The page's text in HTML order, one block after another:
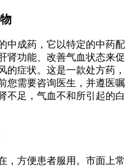
中成药，它以特定的中药配
肾功能、改善气血状态来促
的症状。这是一款处方药，
您需要咨询医生，并遵医嘱
不足，气血不和所引起的白
，方便患者服用。市面上常